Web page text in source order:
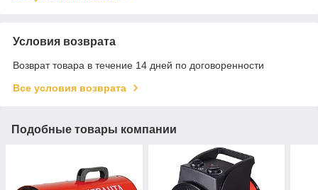
Условия возврата
Возврат товара в течение 14 дней по договоренности
Все условия возврата
Подобные товары компании